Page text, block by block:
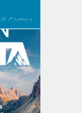
Cortina
di
in